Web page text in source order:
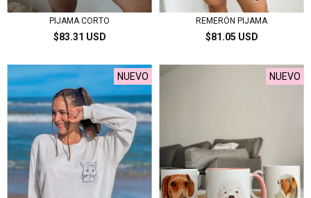
PIJAMA CORTO
$83.31 USD
REMERÓN PIJAMA
$81.05 USD
NUEVO NUEVO